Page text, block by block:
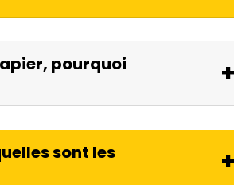
pourquoi
sont les